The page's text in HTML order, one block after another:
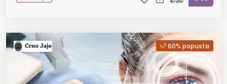
60% popusta